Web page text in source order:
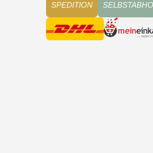
SPEDITION